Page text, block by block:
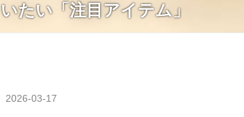
いたい「注目アイテム」
2026-03-17